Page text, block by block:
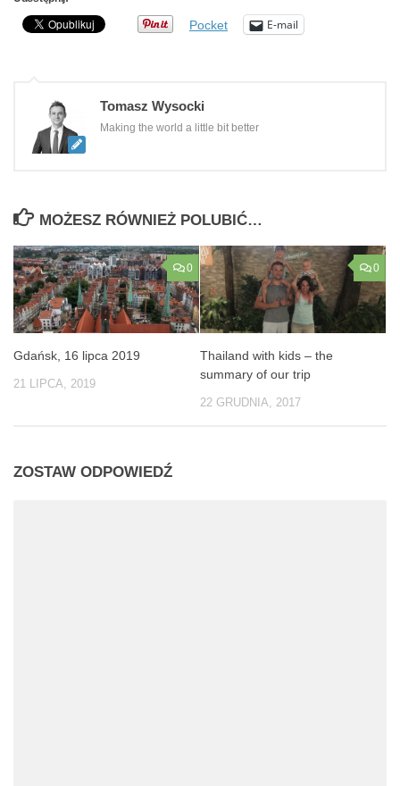
Pocket E-mail
Tomasz Wysocki
Making the world a little bit better
MOŻESZ RÓWNIEŻ POLUBIĆ…
0
Gdańsk, 16 lipca 2019
21 LIPCA, 2019
0
Thailand with kids – the
summary of our trip
22 GRUDNIA, 2017
ZOSTAW ODPOWIEDŹ